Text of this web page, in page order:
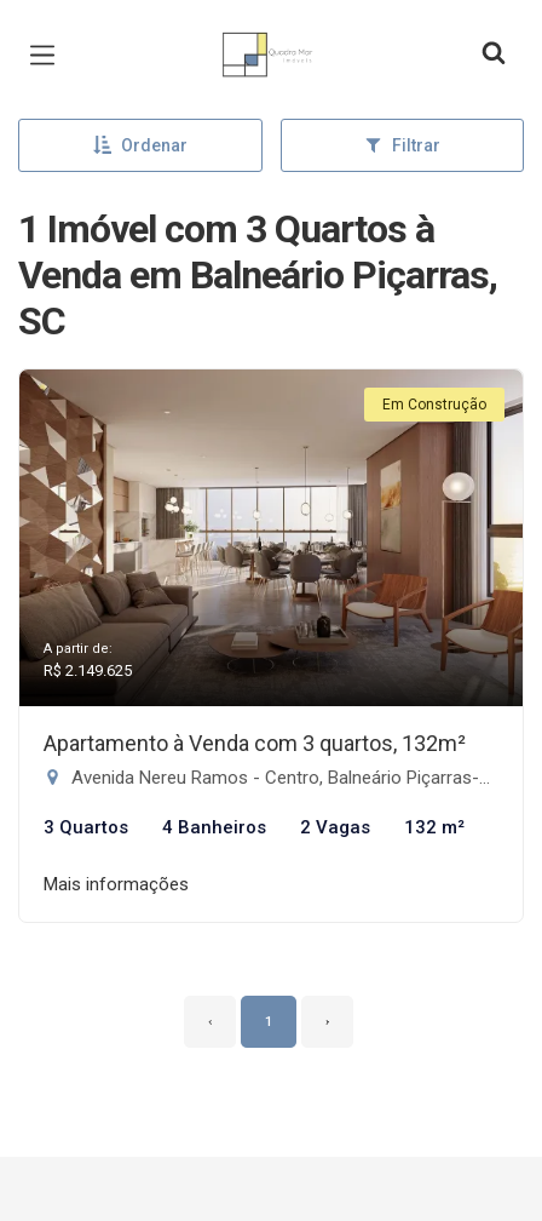
Página inicial
Ordenar Filtrar
1 Imóvel com 3 Quartos à
Venda em Balneário Piçarras,
SC
Em Construção
A partir de:
R$ 2.149.625
Apartamento à Venda com 3 quartos, 132m²
Avenida Nereu Ramos - Centro, Balneário Piçarras-SC
3 Quartos 4 Banheiros 2 Vagas 132 m²
Mais informações
‹ 1 ›